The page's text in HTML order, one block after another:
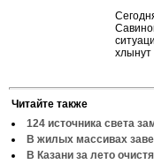
хлынут
Читайте также
124 источника света
В жилых массивах
В Казани за лето